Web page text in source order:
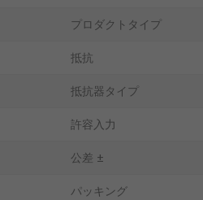
プロダクトタイプ
抵抗
抵抗器タイプ
許容入力
公差 ±
パッキング